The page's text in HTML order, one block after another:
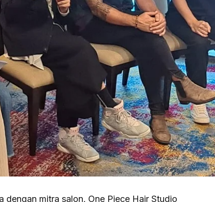
dengan mitra salon, One Piece Hair Studio